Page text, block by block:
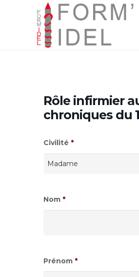
Rôle infirmier
chroniques du
Civilité *
Nom *
Prénom *